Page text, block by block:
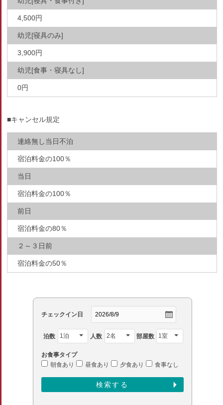
4,500円
幼児[寝具のみ]
3,900円
幼児[食事・寝具なし]
0円
■キャンセル規定
連絡無し当日不泊
宿泊料金の100％
当日
宿泊料金の100％
前日
宿泊料金の80％
２～３日前
宿泊料金の50％
チェックイン日
泊数 人数 部屋数
お食事タイプ
朝食あり
昼食あり 夕食あり 食事なし